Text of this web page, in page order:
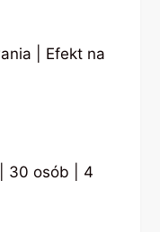
| Efekt na
30 osób | 4